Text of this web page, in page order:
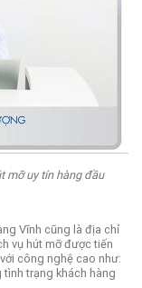
mỡ uy tín hàng đầu
Vĩnh cũng là địa chỉ
vụ hút mỡ được tiến
công nghệ cao như:
trạng khách hàng